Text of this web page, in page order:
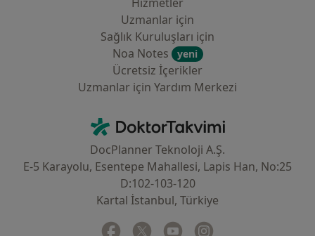
Uzmanlar için
Sağlık Kuruluşları için
Noa Notes
yeni
Ücretsiz İçerikler
Uzmanlar için Yardım Merkezi
DoktorTakvimi - Ana Sayfa
DocPlanner Teknoloji A.Ş.
E-5 Karayolu, Esentepe Mahallesi, Lapis Han, No:25
D:102-103-120
Kartal İstanbul, Türkiye
Facebook
yeni bir sekmede açılır
Twitter
yeni bir sekmede açılır
Youtube
yeni bir sekmede açılır